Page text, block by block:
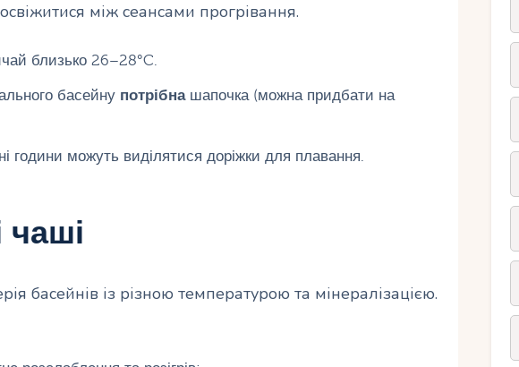
між сеансами прогрівання.
близько 26–28°C.
басейну потрібнашапочка (можна придбати на
години можуть виділятися доріжки для плавання.
чаші
басейнів із різною температурою та мінералізацією.